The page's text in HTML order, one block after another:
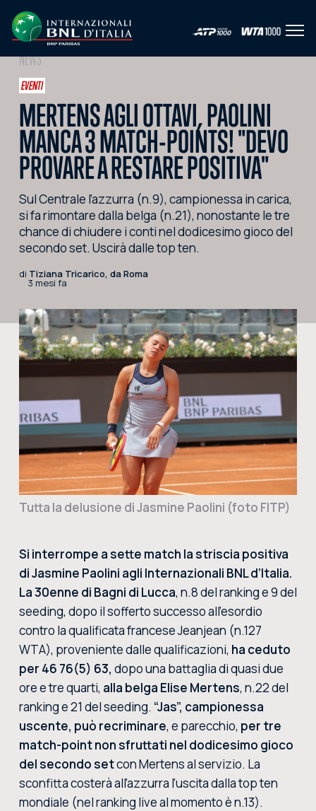
Apri
NEWS
EVENTI
MERTENS AGLI OTTAVI, PAOLINI
MANCA 3 MATCH-POINTS! "DEVO
PROVARE A RESTARE POSITIVA"
Sul Centrale l’azzurra (n.9), campionessa in carica,
si fa rimontare dalla belga (n.21), nonostante le tre
chance di chiudere i conti nel dodicesimo gioco del
secondo set. Uscirà dalle top ten.
di Tiziana Tricarico, da Roma
3 mesi fa
Tutta la delusione di Jasmine Paolini (foto FITP)
Si interrompe a sette match la striscia positiva
di Jasmine Paolini agli Internazionali BNL d’Italia.
La 30enne di Bagni di Lucca, n.8 del ranking e 9 del
seeding, dopo il sofferto successo all’esordio
contro la qualificata francese Jeanjean (n.127
WTA), proveniente dalle qualificazioni, ha ceduto
per 46 76(5) 63, dopo una battaglia di quasi due
ore e tre quarti, alla belga Elise Mertens, n.22 del
ranking e 21 del seeding. “Jas”, campionessa
uscente, può recriminare, e parecchio, per tre
match-point non sfruttati nel dodicesimo gioco
del secondo setcon Mertens al servizio. La
sconfitta costerà all'azzurra l'uscita dalla top ten
mondiale (nel ranking live al momento è n.13).
IT EN
L'EVENTO
NEWS
VIDEO
FOTO
SOCIAL
CORPORATE HOSPITALITY
CERCA NEL SITO
ACQUISTA I BIGLIETTI
VIVI L’EMOZIONE DEGLI INTERNAZIONALI BNL D’ITALIA DAL VIVO: ACQUISTA I BIGLIETTI CON
LA BIGLIETTERIA CENTRALE DEL FORO ITALICO
ACQUISTA ORA